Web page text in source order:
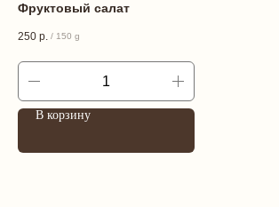
Фруктовый салат
250 р. / 150 g
В корзину